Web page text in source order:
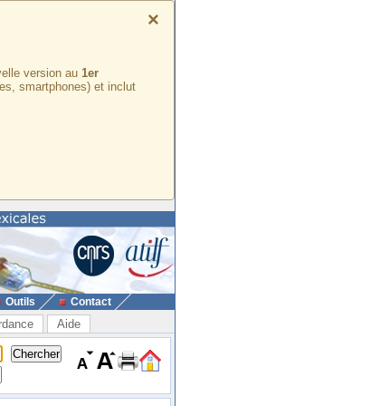
×
version au 1er
smartphones) et inclut
Outils Contact
Aide